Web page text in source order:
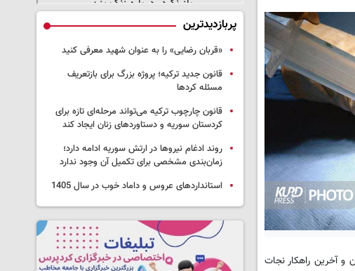
و آخرین راهکار نجات
پربازدیدترین
«قربان رضایی» را به عنوان شهید معرفی کنید
قانون جدید ترکیه؛ پروژه بزرگ‌ برای بازتعریف
مسئله کردها
قانون چارچوب ترکیه می‌تواند مرحله‌ای تازه برای
کردستان سوریه و دستاوردهای زنان ایجاد کند
روند ادغام نیروها در ارتش سوریه ادامه دارد؛
زمان‌بندی مشخصی برای تکمیل آن وجود ندارد
استانداردهای عروس و داماد خوب در سال 1405